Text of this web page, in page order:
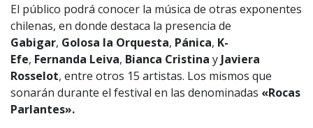
El público podrá conocer la música de otras exponentes
chilenas, en donde destaca la presencia de
Gabigar, Golosa la Orquesta, Pánica, K-
Efe, Fernanda Leiva, Bianca Cristina y Javiera
Rosselot, entre otros 15 artistas. Los mismos que
sonarán durante el festival en las denominadas «Rocas
Parlantes».